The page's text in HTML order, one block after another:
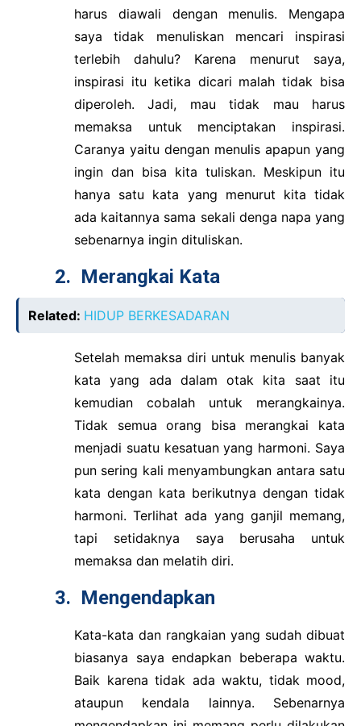
harus diawali dengan menulis. Mengapa
saya tidak menuliskan mencari inspirasi
terlebih dahulu? Karena menurut saya,
inspirasi itu ketika dicari malah tidak bisa
diperoleh. Jadi, mau tidak mau harus
memaksa untuk menciptakan inspirasi.
Caranya yaitu dengan menulis apapun yang
ingin dan bisa kita tuliskan. Meskipun itu
hanya satu kata yang menurut kita tidak
ada kaitannya sama sekali denga napa yang
sebenarnya ingin dituliskan.
2. Merangkai Kata
Related: HIDUP BERKESADARAN
Setelah memaksa diri untuk menulis banyak
kata yang ada dalam otak kita saat itu
kemudian cobalah untuk merangkainya.
Tidak semua orang bisa merangkai kata
menjadi suatu kesatuan yang harmoni. Saya
pun sering kali menyambungkan antara satu
kata dengan kata berikutnya dengan tidak
harmoni. Terlihat ada yang ganjil memang,
tapi setidaknya saya berusaha untuk
memaksa dan melatih diri.
3. Mengendapkan
Kata-kata dan rangkaian yang sudah dibuat
biasanya saya endapkan beberapa waktu.
Baik karena tidak ada waktu, tidak mood,
ataupun kendala lainnya. Sebenarnya